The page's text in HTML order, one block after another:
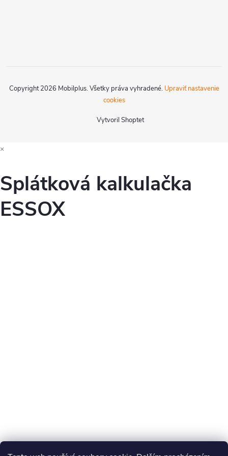
Vytvoril Shoptet
Copyright 2026 Mobilplus. Všetky práva vyhradené. Upraviť nastavenie
cookies
×
Splátková kalkulačka
ESSOX